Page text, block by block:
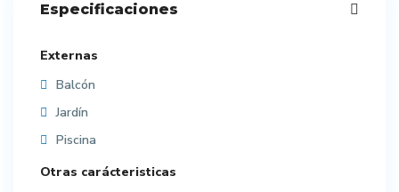
Especificaciones
Externas
Balcón
Jardín
Piscina
Otras carácteristicas